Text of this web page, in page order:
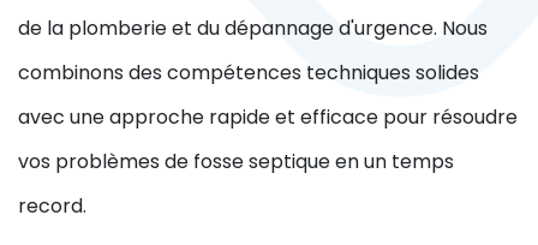
de la plomberie et du dépannage d'urgence. Nous
combinons des compétences techniques solides
avec une approche rapide et efficace pour résoudre
vos problèmes de fosse septique en un temps
record.